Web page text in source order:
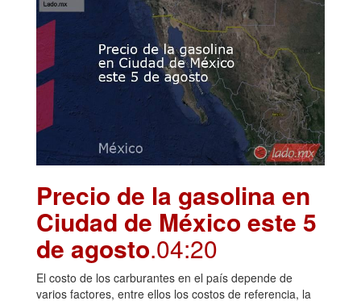
Precio de la gasolina en
Ciudad de México este 5
de agosto.04:20
El costo de los carburantes en el país depende de
varios factores, entre ellos los costos de referencia, la